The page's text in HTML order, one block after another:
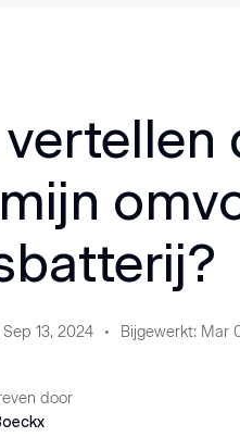
Sep 13, 2024 Bijgewerkt: Mar
door